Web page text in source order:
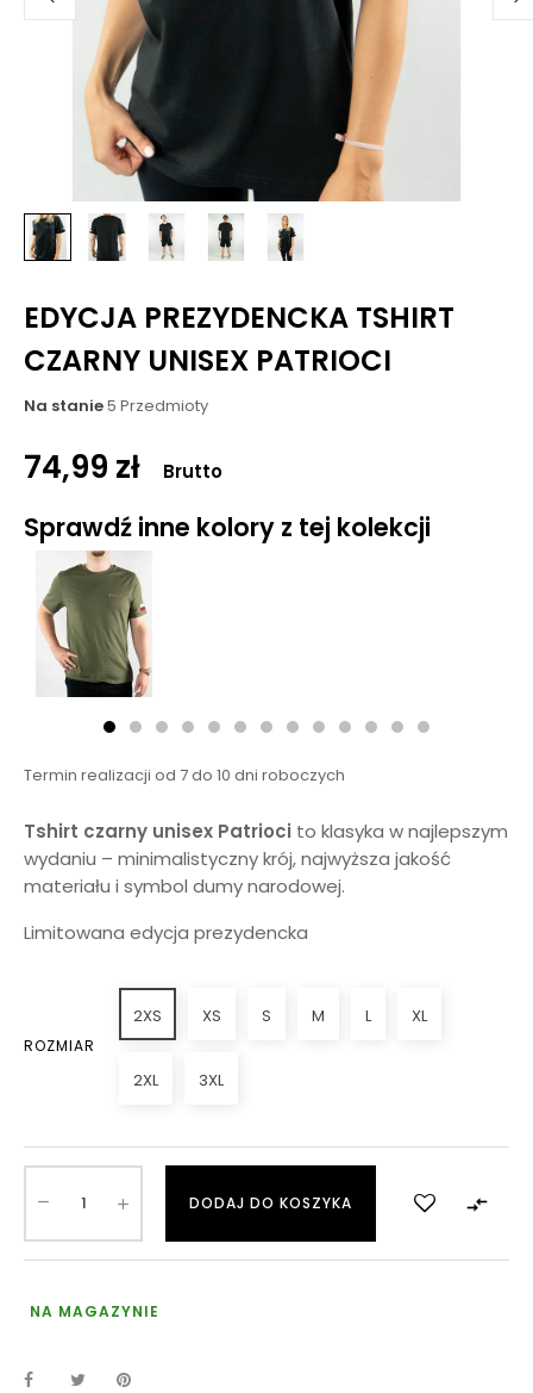
EDYCJA PREZYDENCKA TSHIRT
CZARNY UNISEX PATRIOCI
Na stanie5 Przedmioty
74,99 zł Brutto
Sprawdź inne kolory z tej kolekcji
Termin realizacji od 7 do 10 dni roboczych
Tshirt czarny unisex Patrioci to klasyka w najlepszym
wydaniu – minimalistyczny krój, najwyższa jakość
materiału i symbol dumy narodowej.
Limitowana edycja prezydencka
ROZMIAR
2XS XS S M L XL
2XL 3XL
DODAJ DO KOSZYKA 
NA MAGAZYNIE